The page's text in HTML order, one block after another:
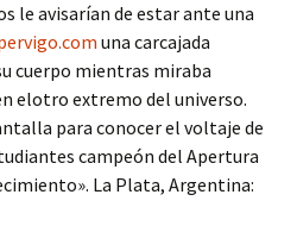
le avisarían de estar ante una
una carcajada
cuerpo mientras miraba
elotro extremo del universo.
para conocer el voltaje de
campeón del Apertura
La Plata, Argentina: